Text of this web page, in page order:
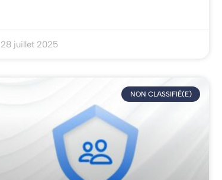
28 juillet 2025
NON CLASSIFIÉ(E)